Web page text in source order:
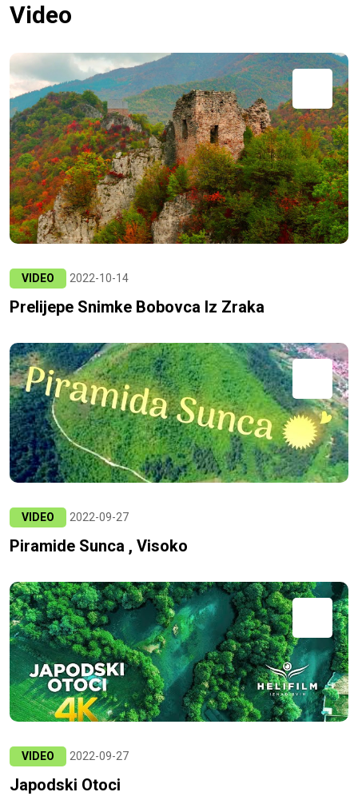
Video
VIDEO 2022-10-14
Prelijepe Snimke Bobovca Iz Zraka
VIDEO 2022-09-27
Piramide Sunca , Visoko
VIDEO 2022-09-27
Japodski Otoci